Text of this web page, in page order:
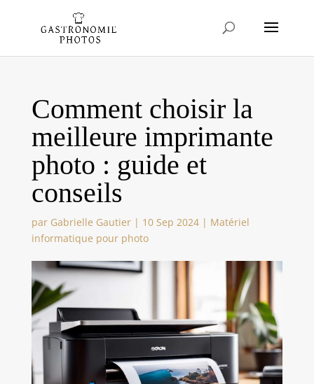
Comment choisir la
meilleure imprimante
photo : guide et
conseils
par Gabrielle Gautier| 10 Sep 2024| Matériel
informatique pour photo